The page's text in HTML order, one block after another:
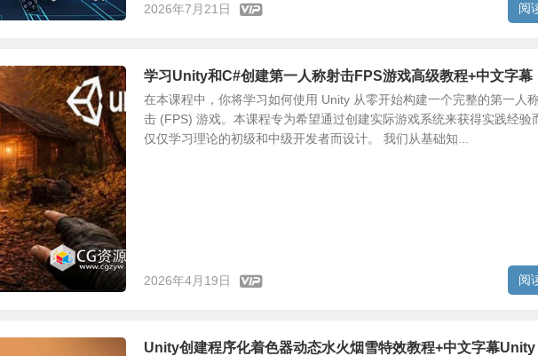
2026年7月21日 阅
学习Unity和C#创建第一人称射击FPS游戏高级教程+中文字幕
在本课程中，你将学习如何使用 Unity 从零开始构建一个完整的第一人
击 (FPS) 游戏。本课程专为希望通过创建实际游戏系统来获得实践经验
仅仅学习理论的初级和中级开发者而设计。 我们从基础知...
2026年4月19日 阅
Unity创建程序化着色器动态水火烟雪特效教程+中文字幕Unity